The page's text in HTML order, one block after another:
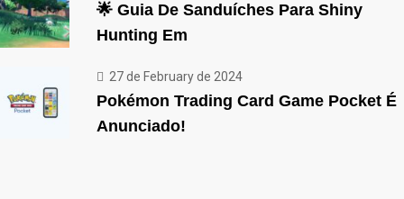
🌟 Guia De Sanduíches Para Shiny
Hunting Em
27 de February de 2024
Pokémon Trading Card Game Pocket É
Anunciado!